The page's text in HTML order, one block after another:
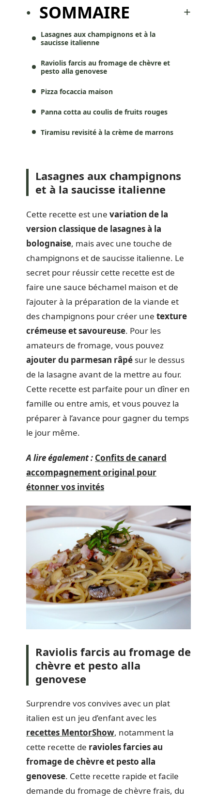
SOMMAIRE
Lasagnes aux champignons et à la
saucisse italienne
Raviolis farcis au fromage de chèvre et
pesto alla genovese
Pizza focaccia maison
Panna cotta au coulis de fruits rouges
Tiramisu revisité à la crème de marrons
Lasagnes aux champignons
et à la saucisse italienne
Cette recette est une variation de la
version classique de lasagnes à la
bolognaise, mais avec une touche de
champignons et de saucisse italienne. Le
secret pour réussir cette recette est de
faire une sauce béchamel maison et de
l’ajouter à la préparation de la viande et
des champignons pour créer une texture
crémeuse et savoureuse. Pour les
amateurs de fromage, vous pouvez
ajouter du parmesan râpé sur le dessus
de la lasagne avant de la mettre au four.
Cette recette est parfaite pour un dîner en
famille ou entre amis, et vous pouvez la
préparer à l’avance pour gagner du temps
le jour même.
A lire également : Confits de canard
accompagnement original pour
étonner vos invités
Raviolis farcis au fromage de
chèvre et pesto alla
genovese
Surprendre vos convives avec un plat
italien est un jeu d’enfant avec les
recettes MentorShow, notamment la
cette recette de ravioles farcies au
fromage de chèvre et pesto alla
genovese. Cette recette rapide et facile
demande du fromage de chèvre frais, du